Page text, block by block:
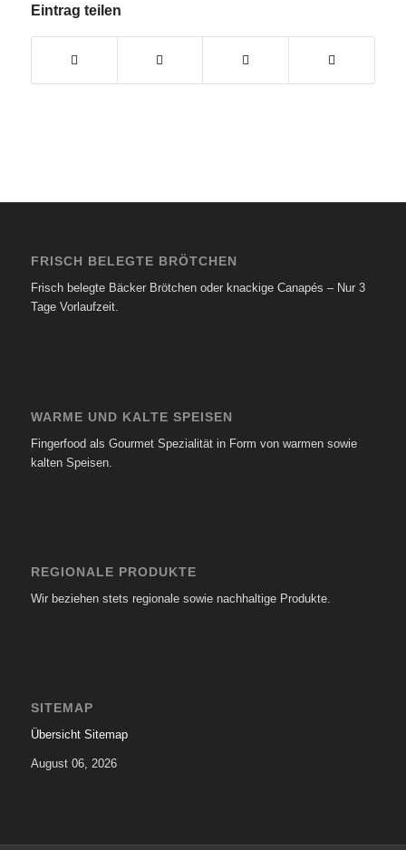
Eintrag teilen
FRISCH BELEGTE BRÖTCHEN
Frisch belegte Bäcker Brötchen oder knackige Canapés – Nur 3
Tage Vorlaufzeit.
WARME UND KALTE SPEISEN
Fingerfood als Gourmet Spezialität in Form von warmen sowie
kalten Speisen.
REGIONALE PRODUKTE
Wir beziehen stets regionale sowie nachhaltige Produkte.
SITEMAP
Übersicht Sitemap
August 06, 2026